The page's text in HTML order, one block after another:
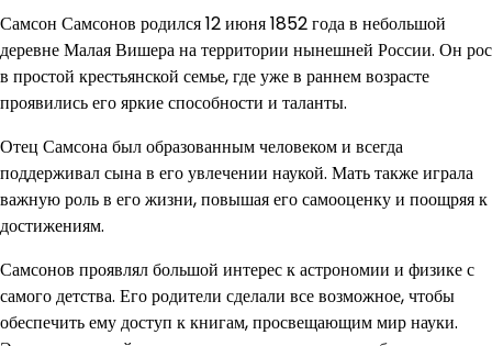
Самсон Самсонов родился 12 июня 1852 года в небольшой
деревне Малая Вишера на территории нынешней России. Он рос
в простой крестьянской семье, где уже в раннем возрасте
проявились его яркие способности и таланты.
Отец Самсона был образованным человеком и всегда
поддерживал сына в его увлечении наукой. Мать также играла
важную роль в его жизни, повышая его самооценку и поощряя к
достижениям.
Самсонов проявлял большой интерес к астрономии и физике с
самого детства. Его родители сделали все возможное, чтобы
обеспечить ему доступ к книгам, просвещающим мир науки.